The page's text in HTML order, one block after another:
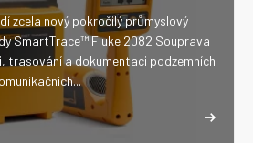
zcela nový pokročilý průmyslový
SmartTrace™ Fluke 2082 Souprava
trasování a dokumentaci podzemních